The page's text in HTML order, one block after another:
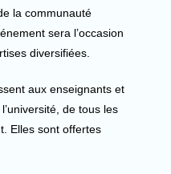
la communauté
sera l’occasion
diversifiées.
aux enseignants et
de tous les
Elles sont offertes